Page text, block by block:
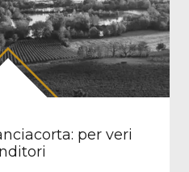
per veri